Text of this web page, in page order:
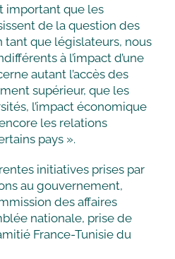
important que les
de la question des
tant que législateurs, nous
à l’impact d’une
autant l’accès des
supérieur, que les
l’impact économique
les relations
pays ».
initiatives prises par
au gouvernement,
des affaires
nationale, prise de
France-Tunisie du